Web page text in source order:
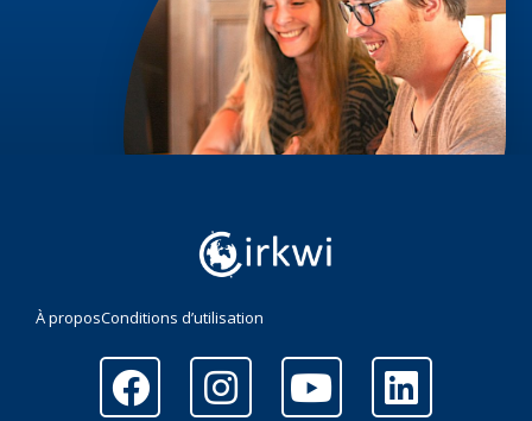
À proposConditions d’utilisation